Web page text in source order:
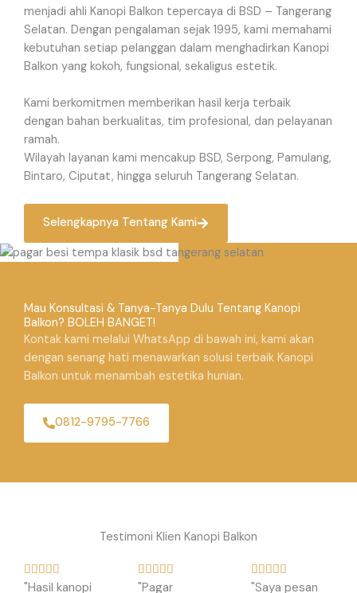
menjadi ahli Kanopi Balkon tepercaya di BSD – Tangerang
Selatan. Dengan pengalaman sejak 1995, kami memahami
kebutuhan setiap pelanggan dalam menghadirkan Kanopi
Balkon yang kokoh, fungsional, sekaligus estetik.
Kami berkomitmen memberikan hasil kerja terbaik
dengan bahan berkualitas, tim profesional, dan pelayanan
ramah.
Wilayah layanan kami mencakup BSD, Serpong, Pamulang,
Bintaro, Ciputat, hingga seluruh Tangerang Selatan.
Selengkapnya Tentang Kami
Mau Konsultasi & Tanya-Tanya Dulu Tentang Kanopi
Balkon? BOLEH BANGET!
Kontak kami melalui WhatsApp di bawah ini, kami akan
dengan senang hati menawarkan solusi terbaik Kanopi
Balkon untuk menambah estetika hunian.
0812-9795-7766
Testimoni Klien Kanopi Balkon

a
"Hasil kanopi
R
a
"Pagar

a
"Saya pesan